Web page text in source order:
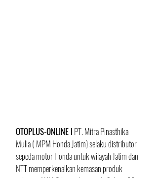
OTOPLUS-ONLINE I PT. Mitra Pinasthika
Mulia ( MPM Honda Jatim) selaku distributor
sepeda motor Honda untuk wilayah Jatim dan
NTT memperkenalkan kemasan produk